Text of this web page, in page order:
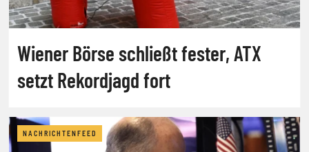
Wiener Börse schließt fester, ATX
setzt Rekordjagd fort
NACHRICHTENFEED